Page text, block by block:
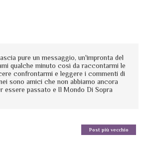
pure un messaggio, un'impronta del
qualche minuto così da raccontarmi le
confrontarmi e leggere i commenti di
sono amici che non abbiamo ancora
essere passato e Il Mondo Di Sopra
Post più vecchio